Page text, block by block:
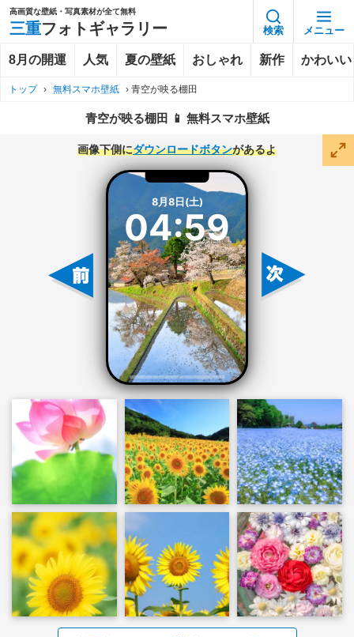
高画質な壁紙・写真素材が全て無料
三重フォトギャラリー 検索 メニュー
8月の開運 人気 夏の壁紙 おしゃれ 新作 かわいい
トップ › 無料スマホ壁紙 › 青空が映る棚田
青空が映る棚田 📱 無料スマホ壁紙
画像下側にダウンロードボタンがあるよ
8月8日(土)
04:59